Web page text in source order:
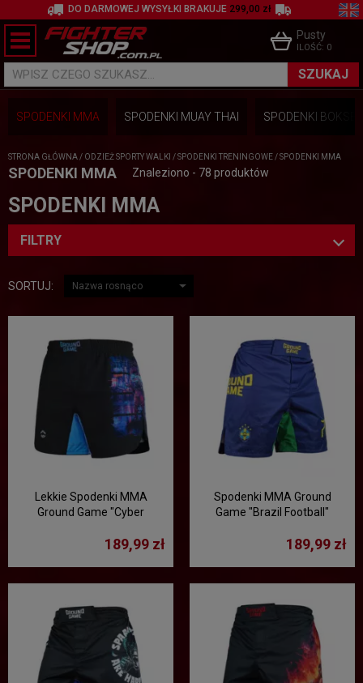
DO DARMOWEJ WYSYŁKI BRAKUJE 299,00 zł
WPISZ CZEGO SZUKASZ... SZUKAJ
Pusty
ILOŚĆ: 0
SPODENKI MMA SPODENKI MUAY THAI SPODENKI
STRONA GŁÓWNA / ODZIEŻ SPORTY WALKI /SPODENKI TRENINGOWE /SPODENKI MMA
SPODENKI MMA Znaleziono - 78 produktów
SPODENKI MMA
FILTRY
SORTUJ:
Lekkie Spodenki MMA
Ground Game "Cyber
189,99 zł
Spodenki MMA Ground
Game "Brazil Football"
189,99 zł